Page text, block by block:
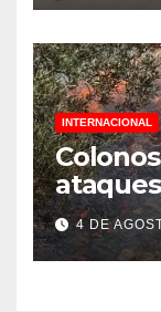
INTERNACIONAL
4 DE